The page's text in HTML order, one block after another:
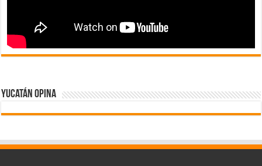
Yucatán Opina